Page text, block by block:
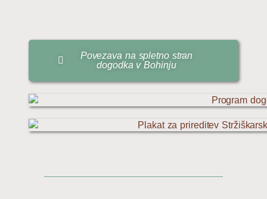
Povezava na spletno stran
dogodka v Bohinju